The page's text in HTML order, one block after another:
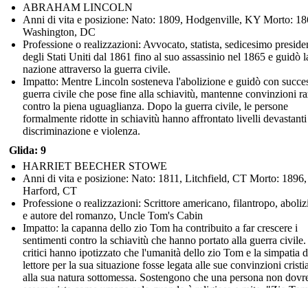
ABRAHAM LINCOLN
Anni di vita e posizione: Nato: 1809, Hodgenville, KY Morto:
Washington, DC
Professione o realizzazioni: Avvocato, statista, sedicesimo
degli Stati Uniti dal 1861 fino al suo assassinio nel 1865 e guidò
nazione attraverso la guerra civile.
Impatto: Mentre Lincoln sosteneva l'abolizione e guidò con
guerra civile che pose fine alla schiavitù, mantenne convinzioni
contro la piena uguaglianza. Dopo la guerra civile, le persone
formalmente ridotte in schiavitù hanno affrontato livelli
discriminazione e violenza.
Glida: 9
HARRIET BEECHER STOWE
Anni di vita e posizione: Nato: 1811, Litchfield, CT Morto: 1896,
Harford, CT
Professione o realizzazioni: Scrittore americano, filantropo,
e autore del romanzo, Uncle Tom's Cabin
Impatto: la capanna dello zio Tom ha contribuito a far crescere i
sentimenti contro la schiavitù che hanno portato alla guerra
critici hanno ipotizzato che l'umanità dello zio Tom e la simpatia
lettore per la sua situazione fosse legata alle sue convinzioni
alla sua natura sottomessa. Sostengono che una persona non